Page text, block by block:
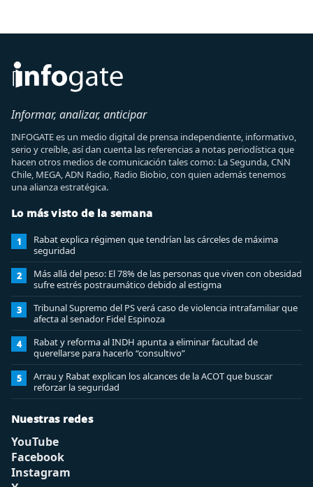
Informar, analizar, anticipar
INFOGATE es un medio digital de prensa independiente, informativo,
serio y creíble, así dan cuenta las referencias a notas periodística que
hacen otros medios de comunicación tales como: La Segunda, CNN
Chile, MEGA, ADN Radio, Radio Biobio, con quien además tenemos
una alianza estratégica.
Lo más visto de la semana
1
Rabat explica régimen que tendrían las cárceles de máxima
seguridad
2
Más allá del peso: El 78% de las personas que viven con obesidad
sufre estrés postraumático debido al estigma
3
Tribunal Supremo del PS verá caso de violencia intrafamiliar que
afecta al senador Fidel Espinoza
4
Rabat y reforma al INDH apunta a eliminar facultad de
querellarse para hacerlo “consultivo”
5
Arrau y Rabat explican los alcances de la ACOT que buscar
reforzar la seguridad
Nuestras redes
YouTube
Facebook
Instagram